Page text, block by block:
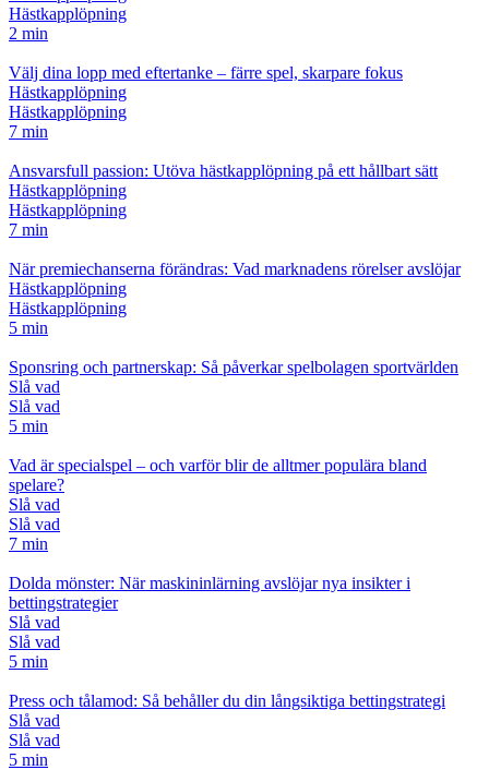
Hästkapplöpning
2 min
Välj dina lopp med eftertanke – färre spel, skarpare fokus
Hästkapplöpning
Hästkapplöpning
7 min
Ansvarsfull passion: Utöva hästkapplöpning på ett hållbart sätt
Hästkapplöpning
Hästkapplöpning
7 min
När premiechanserna förändras: Vad marknadens rörelser avslöjar
Hästkapplöpning
Hästkapplöpning
5 min
Sponsring och partnerskap: Så påverkar spelbolagen sportvärlden
Slå vad
Slå vad
5 min
Vad är specialspel – och varför blir de alltmer populära bland
spelare?
Slå vad
Slå vad
7 min
Dolda mönster: När maskininlärning avslöjar nya insikter i
bettingstrategier
Slå vad
Slå vad
5 min
Press och tålamod: Så behåller du din långsiktiga bettingstrategi
Slå vad
Slå vad
5 min